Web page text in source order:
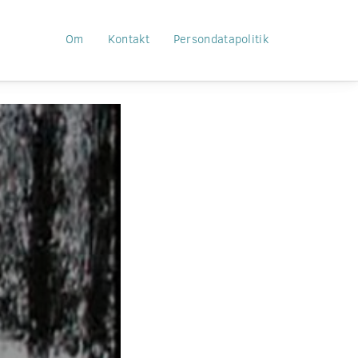
Om Kontakt Persondatapolitik